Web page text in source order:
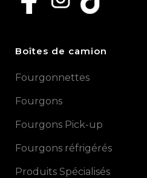
Boîtes de camion
Fourgonnettes
Fourgons
Fourgons Pick-up
Fourgons réfrigérés
Produits Spécialisés